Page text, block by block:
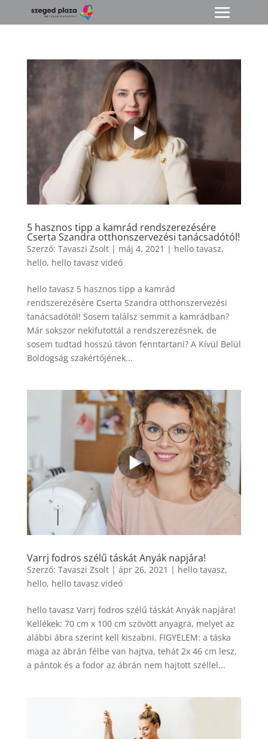
5 hasznos tipp a kamrád rendszerezésére
Cserta Szandra otthonszervezési tanácsadótól!
Szerző: Tavaszi Zsolt| máj 4, 2021 | hello tavasz,
hello, hello tavasz videó
hello tavasz 5 hasznos tipp a kamrád
rendszerezésére Cserta Szandra otthonszervezési
tanácsadótól! Sosem találsz semmit a kamrádban?
Már sokszor nekifutottál a rendszerezésnek, de
sosem tudtad hosszú távon fenntartani? A Kívül Belül
Boldogság szakértőjének...
Varrj fodros szélű táskát Anyák napjára!
Szerző: Tavaszi Zsolt| ápr 26, 2021 | hello tavasz,
hello, hello tavasz videó
hello tavasz Varrj fodros szélű táskát Anyák napjára!
Kellékek: 70 cm x 100 cm szövött anyagra, melyet az
alábbi ábra szerint kell kiszabni. FIGYELEM: a táska
maga az ábrán félbe van hajtva, tehát 2x 46 cm lesz,
a pántok és a fodor az ábrán nem hajtott széllel...